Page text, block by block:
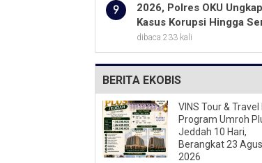
9
2026, Polres OKU Ungkap
Kasus Korupsi Hingga
Ilegal*
dibaca 233 kali
BERITA EKOBIS
VINS Tour & Travel
Program Umroh
Jeddah 10 Hari,
Berangkat 23
2026